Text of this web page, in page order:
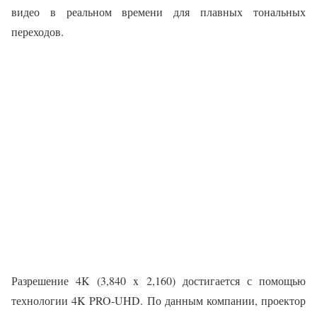
видео в реальном времени для плавных тональных
переходов.
Разрешение 4K (3,840 x 2,160) достигается с помощью
технологии 4K PRO-UHD. По данным компании, проектор